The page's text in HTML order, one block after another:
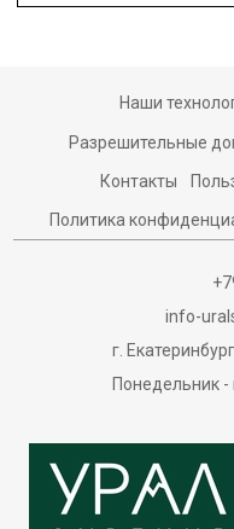
Наши
Разрешительные
Контакты
Политика
info-
г.
Понедельник -